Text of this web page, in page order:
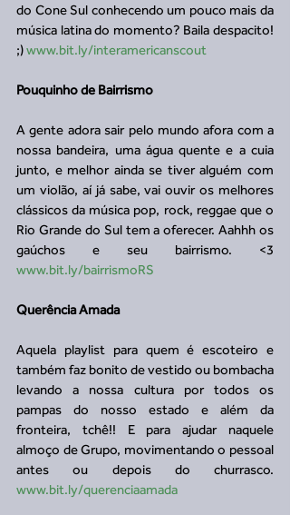
do Cone Sul conhecendo um pouco mais da
música latina do momento? Baila despacito!
;) www.bit.ly/interamericanscout
Pouquinho de Bairrismo
A gente adora sair pelo mundo afora com a
nossa bandeira, uma água quente e a cuia
junto, e melhor ainda se tiver alguém com
um violão, aí já sabe, vai ouvir os melhores
clássicos da música pop, rock, reggae que o
Rio Grande do Sul tem a oferecer. Aahhh os
www.bit.ly/bairrismoRS
Querência Amada
Aquela playlist para quem é escoteiro e
também faz bonito de vestido ou bombacha
levando a nossa cultura por todos os
pampas do nosso estado e além da
fronteira, tchê!! E para ajudar naquele
almoço de Grupo, movimentando o pessoal
www.bit.ly/querenciaamada